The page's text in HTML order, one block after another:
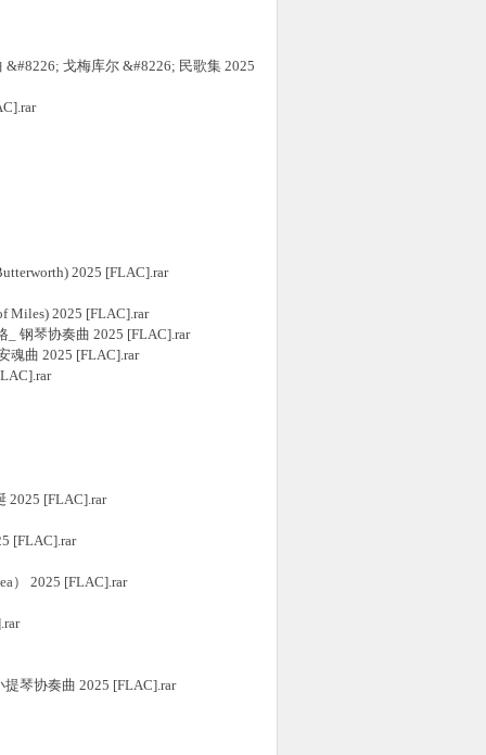
&#8226; 戈梅库尔 &#8226; 民歌集 2025
2025 [FLAC].rar
Miles) 2025 [FLAC].rar
_ 钢琴协奏曲 2025 [FLAC].rar
魂曲 2025 [FLAC].rar
2025 [FLAC].rar
[FLAC].rar
） 2025 [FLAC].rar
提琴协奏曲 2025 [FLAC].rar